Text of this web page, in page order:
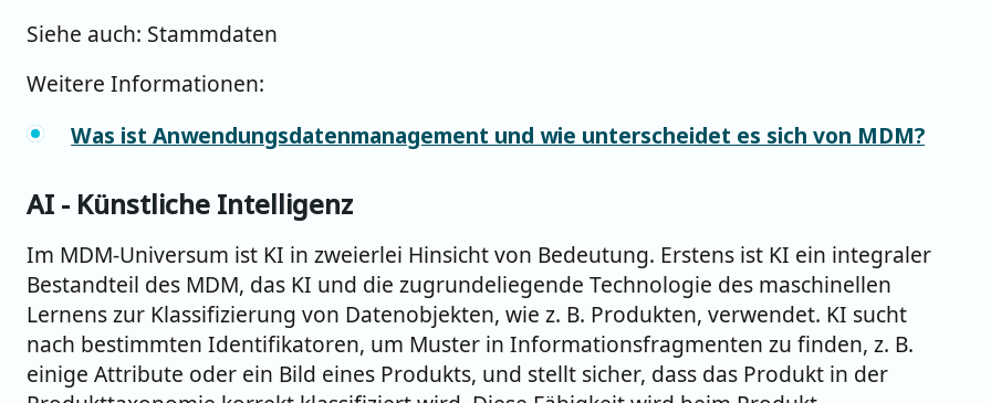
Siehe auch: Stammdaten
Weitere Informationen:
Was ist Anwendungsdatenmanagement und wie unterscheidet es sich von MDM?
AI - Künstliche Intelligenz
Im MDM-Universum ist KI in zweierlei Hinsicht von Bedeutung. Erstens ist KI ein integraler
Bestandteil des MDM, das KI und die zugrundeliegende Technologie des maschinellen
Lernens zur Klassifizierung von Datenobjekten, wie z. B. Produkten, verwendet. KI sucht
nach bestimmten Identifikatoren, um Muster in Informationsfragmenten zu finden, z. B.
einige Attribute oder ein Bild eines Produkts, und stellt sicher, dass das Produkt in der